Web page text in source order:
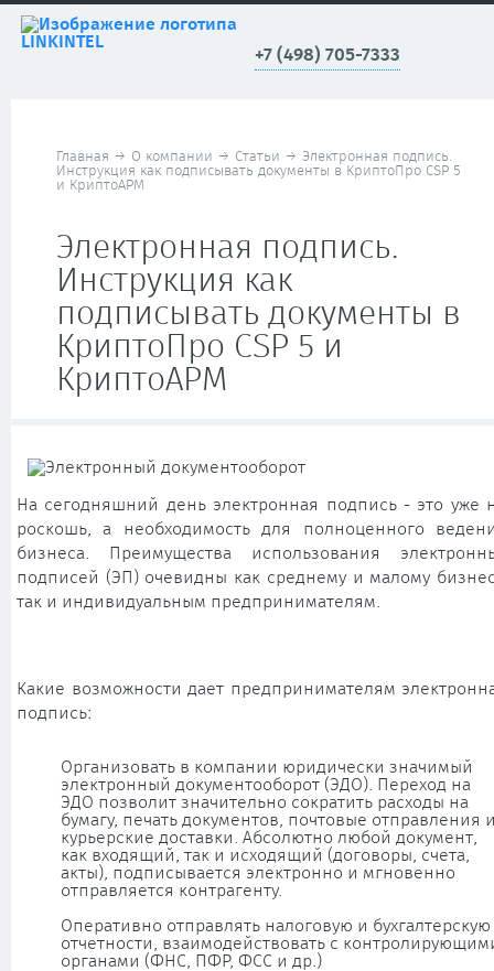
+7 (498) 705-7333
Главная → О компании → Статьи → Электронная подпись.
Инструкция как подписывать документы в КриптоПро CSP 5
и КриптоАРМ
Электронная подпись.
Инструкция как
подписывать документы в
КриптоПро CSP 5 и
КриптоАРМ
На сегодняшний день электронная подпись - это уже
роскошь, а необходимость для полноценного
бизнеса. Преимущества использования
подписей (ЭП) очевидны как среднему и малому
так и индивидуальным предпринимателям.
Какие возможности дает предпринимателям
подпись:
Организовать в компании юридически значимый
электронный документооборот (ЭДО). Переход на
ЭДО позволит значительно сократить расходы на
бумагу, печать документов, почтовые отправления
курьерские доставки. Абсолютно любой документ,
как входящий, так и исходящий (договоры, счета,
акты), подписывается электронно и мгновенно
отправляется контрагенту.
Оперативно отправлять налоговую и бухгалтерскую
отчетности, взаимодействовать с
органами (ФНС, ПФР, ФСС и др.)